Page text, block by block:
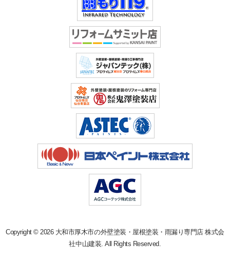
Copyright © 2026 大和市厚木市の外壁塗装・屋根塗装・雨漏り専門店 株式会
社中山建装. All Rights Reserved.